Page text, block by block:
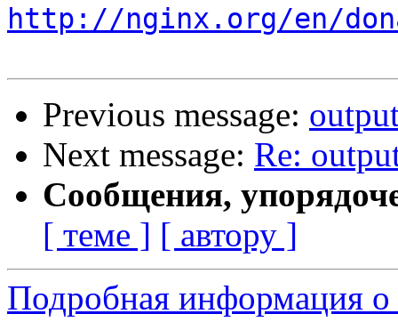
http://nginx.org/en/
Previous message:
Next message: Re:
Сообщения,
[ теме ] [ автору ]
Подробная информация